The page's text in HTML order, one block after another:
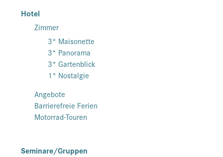
Hotel
Zimmer
3* Maisonette
3* Panorama
3* Gartenblick
1* Nostalgie
Angebote
Barrierefreie Ferien
Motorrad-Touren
Seminare/Gruppen